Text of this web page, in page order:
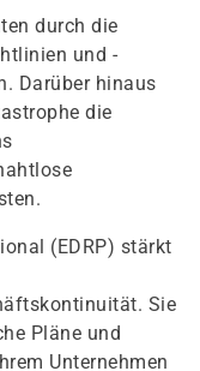
durch die
und -
Darüber hinaus
die
(EDRP) stärkt
Sie
Pläne und
Unternehmen